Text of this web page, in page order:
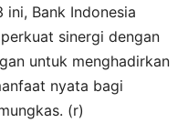
ini, Bank Indonesia
sinergi dengan
untuk menghadirkan
nyata bagi
(r)